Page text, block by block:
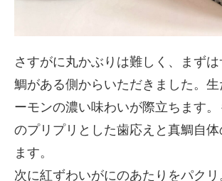
さすがに丸かぶりは難しく、まず
鯛がある側からいただきました。
ーモンの濃い味わいが際立ちます
のプリプリとした歯応えと真鯛自
ます。
次に紅ずわいがにのあたりをパク